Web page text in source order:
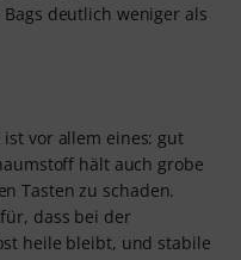
deutlich weniger als
ist vor allem eines: gut
hält auch grobe
Tasten zu schaden.
dass bei der
heile bleibt, und stabile